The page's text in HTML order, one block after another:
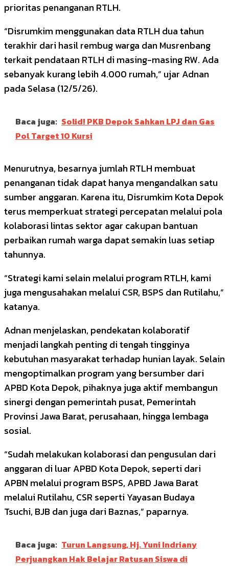
prioritas penanganan RTLH.
“Disrumkim menggunakan data RTLH dua tahun
terakhir dari hasil rembug warga dan Musrenbang
terkait pendataan RTLH di masing-masing RW. Ada
sebanyak kurang lebih 4.000 rumah,” ujar Adnan
pada Selasa (12/5/26).
Baca juga: Solid! PKB Depok Sahkan LPJ dan Gas
Pol Target 10 Kursi
Menurutnya, besarnya jumlah RTLH membuat
penanganan tidak dapat hanya mengandalkan satu
sumber anggaran. Karena itu, Disrumkim Kota Depok
terus memperkuat strategi percepatan melalui pola
kolaborasi lintas sektor agar cakupan bantuan
perbaikan rumah warga dapat semakin luas setiap
tahunnya.
“Strategi kami selain melalui program RTLH, kami
juga mengusahakan melalui CSR, BSPS dan Rutilahu,”
katanya.
Adnan menjelaskan, pendekatan kolaboratif
menjadi langkah penting di tengah tingginya
kebutuhan masyarakat terhadap hunian layak. Selain
mengoptimalkan program yang bersumber dari
APBD Kota Depok, pihaknya juga aktif membangun
sinergi dengan pemerintah pusat, Pemerintah
Provinsi Jawa Barat, perusahaan, hingga lembaga
sosial.
“Sudah melakukan kolaborasi dan pengusulan dari
anggaran di luar APBD Kota Depok, seperti dari
APBN melalui program BSPS, APBD Jawa Barat
melalui Rutilahu, CSR seperti Yayasan Budaya
Tsuchi, BJB dan juga dari Baznas,” paparnya.
Baca juga: Turun Langsung, Hj. Yuni Indriany
Perjuangkan Hak Belajar Ratusan Siswa di